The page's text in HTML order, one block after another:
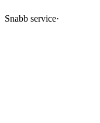
Snabb service·